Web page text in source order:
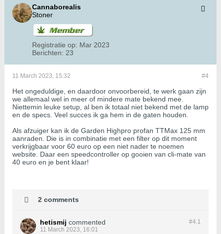
Cannaborealis
Stoner
Registratie op: Mar 2023
Berichten: 23
#4
11 March 2023, 15:32
Het ongeduldige, en daardoor onvoorbereid, te werk gaan zijn
we allemaal wel in meer of mindere mate bekend mee.
Niettemin leuke setup, al ben ik totaal niet bekend met de lamp
en de specs. Veel succes ik ga hem in de gaten houden.
Als afzuiger kan ik de Garden Highpro profan TTMax 125 mm
aanraden. Die is in combinatie met een filter op dit moment
verkrijgbaar voor 60 euro op een niet nader te noemen
website. Daar een speedcontroller op gooien van cli-mate van
40 euro en je bent klaar!
2 comments
#4.1
hetismij commented
11 March 2023, 16:01